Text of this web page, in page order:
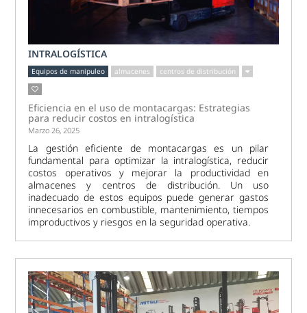
INTRALOGÍSTICA
Equipos de manipuleo almacenes centros de distribución
Eficiencia en el uso de montacargas: Estrategias
para reducir costos en intralogística
Marzo 26, 2025
La gestión eficiente de montacargas es un pilar
fundamental para optimizar la intralogística, reducir
costos operativos y mejorar la productividad en
almacenes y centros de distribución. Un uso
inadecuado de estos equipos puede generar gastos
innecesarios en combustible, mantenimiento, tiempos
improductivos y riesgos en la seguridad operativa.